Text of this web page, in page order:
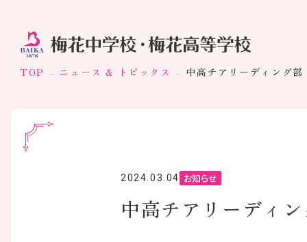
TOP ニュース & トピックス 中高チアリーディング
2024.03.04 お知らせ
中高チアリーディ